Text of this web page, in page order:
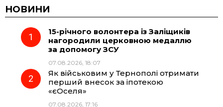
c
e
o
e
g
r
t
A
НОВИНИ
15-річного волонтера із Заліщиків
нагородили церковною медаллю
за допомогу ЗСУ
07.08.2026, 18:07
Як військовим у Тернополі отримати
перший внесок за іпотекою
«єОселя»
07.08.2026, 17:16